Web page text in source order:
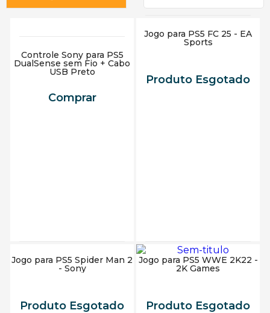
Controle Sony para PS5
DualSense sem Fio + Cabo
USB Preto
Comprar
Jogo para PS5 FC 25 - EA
Sports
Produto Esgotado
Jogo para PS5 Spider Man 2
- Sony
Produto Esgotado
Jogo para PS5 WWE 2K22 -
2K Games
Produto Esgotado